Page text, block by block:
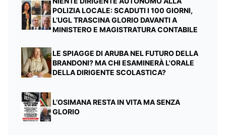
POLIZIA LOCALE: SCADUTI I 100 GIORNI,
L’UGL TRASCINA GLORIO DAVANTI A
MINISTERO E MAGISTRATURA CONTABILE
LE SPIAGGE DI ARUBA NEL FUTURO DELLA
BRANDONI? MA CHI ESAMINERÀ L'ORALE
DELLA DIRIGENTE SCOLASTICA?
L’OSIMANA RESTA IN VITA MA SENZA
GLORIO